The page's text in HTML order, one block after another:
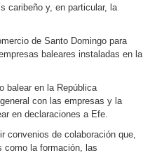
caribeño y, en particular, la
de Santo Domingo para
baleares instaladas en la
balear en la República
con las empresas y la
en declaraciones a Efe.
convenios de colaboración que,
como la formación, las